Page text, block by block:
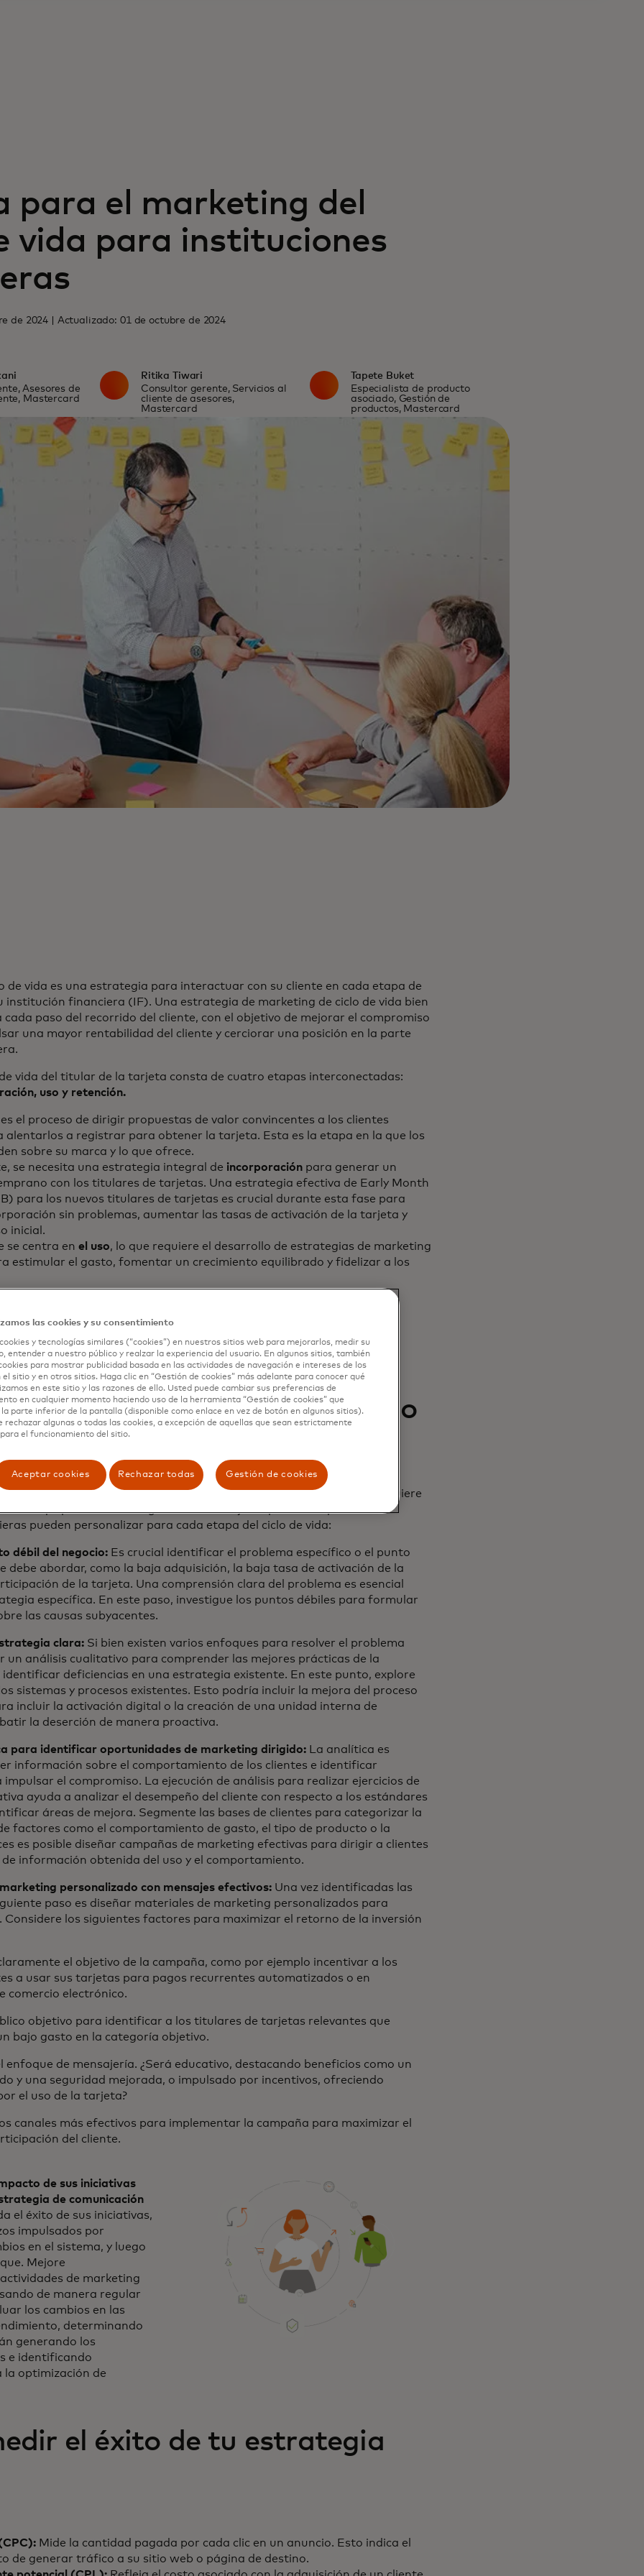
para el marketing del
vida para instituciones
de 2024 | Actualizado: 01 de octubre de 2024
Asesores de
Mastercard
Ritika Tiwari
Consultor gerente, Servicios al
cliente de asesores,
Mastercard
Tapete Buket
Especialista de producto
asociado, Gestión de
productos, Mastercard
de vida es una estrategia para interactuar con su cliente en cada etapa de
institución financiera (IF). Una estrategia de marketing de ciclo de vida bien
paso del recorrido del cliente, con el objetivo de mejorar el compromiso
una mayor rentabilidad del cliente y cerciorar una posición en la parte
de vida del titular de la tarjeta consta de cuatro etapas interconectadas:
uso y retención.
el proceso de dirigir propuestas de valor convincentes a los clientes
alentarlos a registrar para obtener la tarjeta. Esta es la etapa en la que los
sobre su marca y lo que ofrece.
se necesita una estrategia integral de incorporaciónpara generar un
con los titulares de tarjetas. Una estrategia efectiva de Early Month
para los nuevos titulares de tarjetas es crucial durante esta fase para
sin problemas, aumentar las tasas de activación de la tarjeta y
inicial.
se centra en el uso, lo que requiere el desarrollo de estrategias de marketing
estimular el gasto, fomentar un crecimiento equilibrado y fidelizar a los
la tenencia del titular de la tarjeta, los esfuerzos de
vitales para garantizar la lealtad continua a la tarjeta, evitando así la
del titular de la tarjeta.
prácticas para la
del marketing del ciclo
etapas de la gestión del ciclo de vida presenta matices únicos y requiere
Aquí presentamos algunas de las mejores prácticas que las
pueden personalizar para cada etapa del ciclo de vida:
débil del negocio: Es crucial identificar el problema específico o el punto
debe abordar, como la baja adquisición, la baja tasa de activación de la
de la tarjeta. Una comprensión clara del problema es esencial
específica. En este paso, investigue los puntos débiles para formular
las causas subyacentes.
clara:Si bien existen varios enfoques para resolver el problema
un análisis cualitativo para comprender las mejores prácticas de la
deficiencias en una estrategia existente. En este punto, explore
sistemas y procesos existentes. Esto podría incluir la mejora del proceso
incluir la activación digital o la creación de una unidad interna de
la deserción de manera proactiva.
para identificar oportunidades de marketing dirigido:La analítica es
información sobre el comportamiento de los clientes e identificar
el compromiso. La ejecución de análisis para realizar ejercicios de
ayuda a analizar el desempeño del cliente con respecto a los estándares
áreas de mejora. Segmente las bases de clientes para categorizar la
factores como el comportamiento de gasto, el tipo de producto o la
es posible diseñar campañas de marketing efectivas para dirigir a clientes
de información obtenida del uso y el comportamiento.
personalizado con mensajes efectivos:Una vez identificadas las
paso es diseñar materiales de marketing personalizados para
Considere los siguientes factores para maximizar el retorno de la inversión
el objetivo de la campaña, como por ejemplo incentivar a los
a usar sus tarjetas para pagos recurrentes automatizados o en
comercio electrónico.
objetivo para identificar a los titulares de tarjetas relevantes que
bajo gasto en la categoría objetivo.
enfoque de mensajería. ¿Será educativo, destacando beneficios como un
y una seguridad mejorada, o impulsado por incentivos, ofreciendo
el uso de la tarjeta?
canales más efectivos para implementar la campaña para maximizar el
del cliente.
de sus iniciativas
de comunicación
el éxito de sus iniciativas,
impulsados por
en el sistema, y luego
Mejore
de marketing
de manera regular
los cambios en las
determinando
generando los
e identificando
optimización de
el éxito de tu estrategia
Mide la cantidad pagada por cada clic en un anuncio. Esto indica el
de generar tráfico a su sitio web o página de destino.
las cookies y su consentimiento
y tecnologías similares (“cookies”) en nuestros sitios web para mejorarlos, medir su
entender a nuestro público y realzar la experiencia del usuario. En algunos sitios, también
para mostrar publicidad basada en las actividades de navegación e intereses de los
el sitio y en otros sitios. Haga clic en “Gestión de cookies” más adelante para conocer qué
en este sitio y las razones de ello. Usted puede cambiar sus preferencias de
en cualquier momento haciendo uso de la herramienta “Gestión de cookies” que
la parte inferior de la pantalla (disponible como enlace en vez de botón en algunos sitios).
rechazar algunas o todas las cookies, a excepción de aquellas que sean estrictamente
el funcionamiento del sitio.
Aceptar cookies Rechazar todas Gestión de cookies